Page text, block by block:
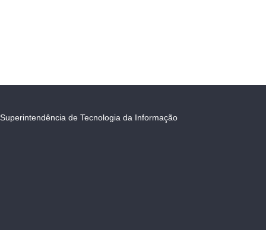
Superintendência de Tecnologia da Informação